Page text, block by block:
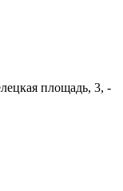
площадь, 3, -